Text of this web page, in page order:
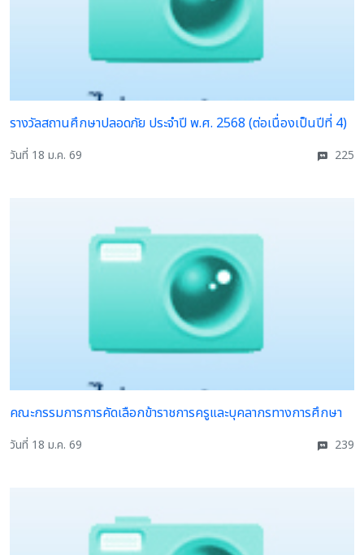
รางวัลสถานศึกษาปลอดภัย ประจำปี พ.ศ. 2568 (ต่อเนื่องเป็นปีที่ 4)
วันที่ 18 ม.ค. 69 225
คณะกรรมการการคัดเลือกข้าราชการครูและบุคลากรทางการศึกษา
วันที่ 18 ม.ค. 69 239